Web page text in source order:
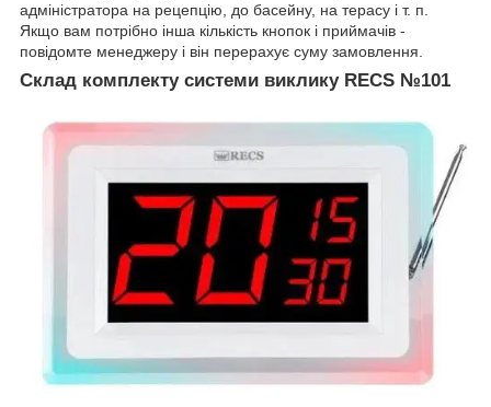
адміністратора на рецепцію, до басейну, на терасу і т. п.
Якщо вам потрібно інша кількість кнопок і приймачів -
повідомте менеджеру і він перерахує суму замовлення.
Склад комплекту системи виклику RECS №101